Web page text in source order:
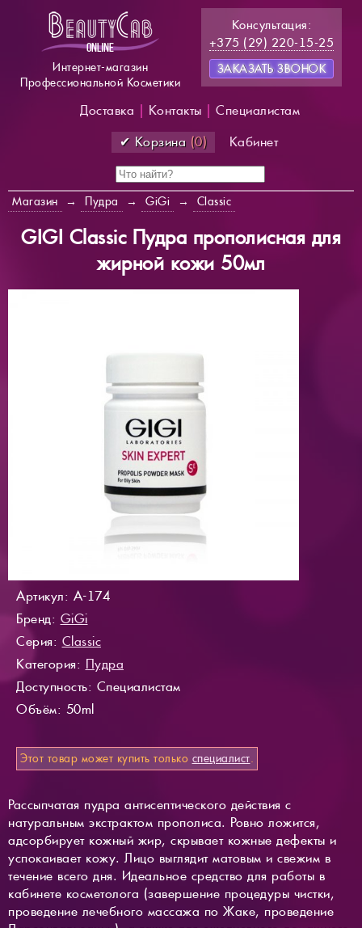
Интернет-магазин
Профессиональной Косметики
Консультация:
+375 (29) 220-15-25
ЗАКАЗАТЬ ЗВОНОК
Доставка Контакты
Специалистам
✔ Корзина (0) Кабинет
Магазин → Пудра → GiGi → Classic
GIGI Classic Пудра прополисная для
жирной кожи 50мл
Артикул: A-174
Бренд: GiGi
Серия: Classic
Категория: Пудра
Доступность: Специалистам
Объём: 50ml
Этот товар может купить только специалист.
Рассыпчатая пудра антисептического действия с
натуральным экстрактом прополиса. Ровно ложится,
адсорбирует кожный жир, скрывает кожные дефекты и
успокаивает кожу. Лицо выглядит матовым и свежим в
течение всего дня. Идеальное средство для работы в
кабинете косметолога (завершение процедуры чистки,
проведение лечебного массажа по Жаке, проведение